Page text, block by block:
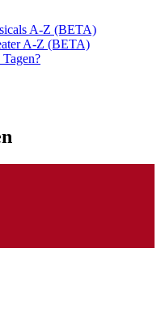
A-Z (BETA)
A-Z (BETA)